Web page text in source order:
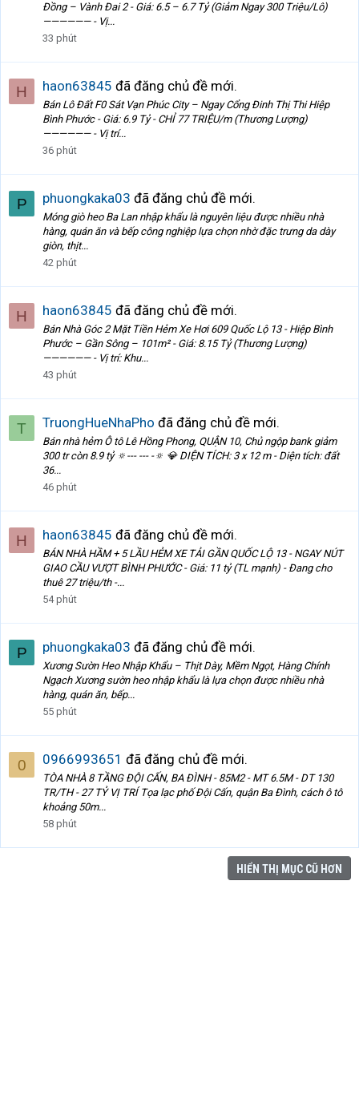
Đồng – Vành Đai 2 - Giá: 6.5 – 6.7 Tỷ (Giảm Ngay 300 Triệu/Lô)
—————— - Vị...
33 phút
H haon63845 đã đăng chủ đề mới.
Bán Lô Đất F0 Sát Vạn Phúc City – Ngay Cổng Đinh Thị Thi Hiệp
Bình Phước - Giá: 6.9 Tỷ - CHỈ 77 TRIỆU/m (Thương Lượng)
—————— - Vị trí...
36 phút
P phuongkaka03 đã đăng chủ đề mới.
Móng giò heo Ba Lan nhập khẩu là nguyên liệu được nhiều nhà
hàng, quán ăn và bếp công nghiệp lựa chọn nhờ đặc trưng da dày
giòn, thịt...
42 phút
H haon63845 đã đăng chủ đề mới.
Bán Nhà Góc 2 Mặt Tiền Hẻm Xe Hơi 609 Quốc Lộ 13 - Hiệp Bình
Phước – Gần Sông – 101m² - Giá: 8.15 Tỷ (Thương Lượng)
—————— - Vị trí: Khu...
43 phút
T TruongHueNhaPho đã đăng chủ đề mới.
Bán nhà hẻm Ô tô Lê Hồng Phong, QUẬN 10, Chủ ngộp bank giảm
300 tr còn 8.9 tỷ 🔅--- --- -🔅 💎 DIỆN TÍCH: 3 x 12 m - Diện tích: đất
36...
46 phút
H haon63845 đã đăng chủ đề mới.
BÁN NHÀ HẦM + 5 LẦU HẺM XE TẢI GẦN QUỐC LỘ 13 - NGAY NÚT
GIAO CẦU VƯỢT BÌNH PHƯỚC - Giá: 11 tỷ (TL mạnh) - Đang cho
thuê 27 triệu/th -...
54 phút
P phuongkaka03 đã đăng chủ đề mới.
Xương Sườn Heo Nhập Khẩu – Thịt Dày, Mềm Ngọt, Hàng Chính
Ngạch Xương sườn heo nhập khẩu là lựa chọn được nhiều nhà
hàng, quán ăn, bếp...
55 phút
0 0966993651 đã đăng chủ đề mới.
TÒA NHÀ 8 TẦNG ĐỘI CẤN, BA ĐÌNH - 85M2 - MT 6.5M - DT 130
TR/TH - 27 TỶ VỊ TRÍ Tọa lạc phố Đội Cấn, quận Ba Đình, cách ô tô
khoảng 50m...
58 phút
HIỂN THỊ MỤC CŨ HƠN